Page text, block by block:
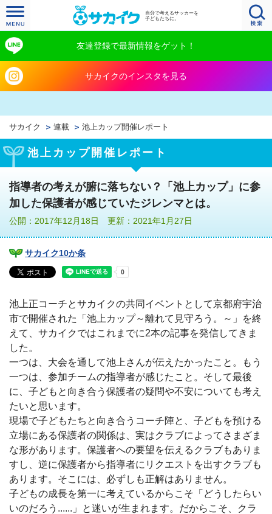
自分で考えるサッカーを
子どもたちに。
友達登録で最新情報をゲット！
サカイクのインスタを見る
サカイク 連載 池上カップ開催レポート
池上カップ開催レポート
指導者の考えが腑に落ちない？「池上カップ」に参
加した保護者が感じていたジレンマとは。
公開：2017年12月18日 更新：2021年1月27日
サカイク10か条
池上正コーチとサカイクの共同イベントとして京都府宇治
市で開催された「池上カップ～離れて見守ろう。～」を終
えて、サカイクではこれまでに2本の記事を発信してきま
した。
一つは、大会を通して池上さんが伝えたかったこと。もう
一つは、参加チームの指導者が感じたこと。そして最後
に、子どもと向き合う保護者の疑問や不安についても考え
たいと思います。
現場で子どもたちと向き合うコーチ陣と、子どもを預ける
立場にある保護者の関係は、実はクラブによってさまざま
な形があります。保護者への要望を伝えるクラブもありま
すし、逆に保護者から指導者にリクエストを出すクラブも
あります。そこには、必ずしも正解はありません。
子どもの成長を第一に考えているからこそ「どうしたらい
いのだろう......」と迷いが生まれます。だからこそ、クラ